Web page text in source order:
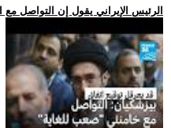
.. الرئيس الإيراني يقول إن التواصل